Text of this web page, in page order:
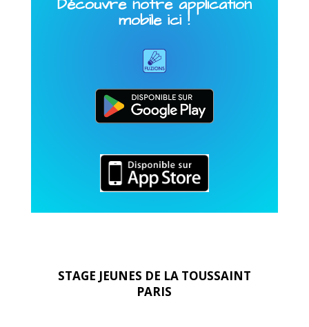
Découvre notre application
mobile ici !
STAGE JEUNES DE LA TOUSSAINT
PARIS